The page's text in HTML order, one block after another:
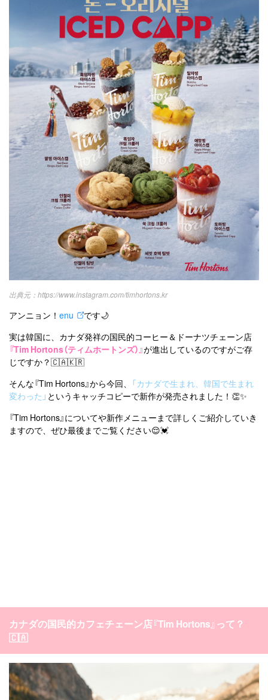
キュレーター一覧
運営会社
プライバシーポリシー
お問い合わせ
k-pop コスメ ファッション
トレンド 韓国メイク
オルチャンメイク twice 人気 アイドル
韓国ドラマ カフェ かわいい
https://www.instagram.com/timhortons.kr
アンニョン！ enu
です🌙
実は韓国に、カナダ発祥の国民的コーヒー＆ドーナツチェーン店
『Tim Hortons（ティムホートンズ）』が進出しているのですがご存
じですか？🇨🇦🇰🇷
そんな『Tim Hortons』から今回、 「カナダで生まれ、韓国で生まれ
変わった」 というキャッチコピーで新作が発売されました！👏✨
『Tim Hortons』についてや新作メニューまで詳しくご紹介していき
ますので、ぜひ最後までご覧ください😌💓
カナダの国民的カフェチェーン店『Tim Hortons』って？
🇨🇦